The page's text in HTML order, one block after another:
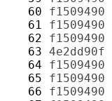
  60
f1509490
  61
f1509490
  62
f1509490
  63
4e2dd90f
  64
f1509490
  65
f1509490
  66
f1509490